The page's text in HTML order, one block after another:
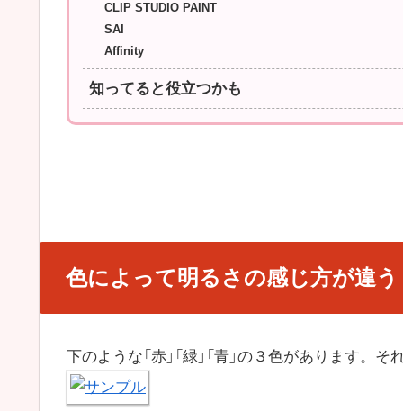
CLIP STUDIO PAINT
SAI
Affinity
知ってると役立つかも
色によって明るさの感じ方が違う
下のような「赤」「緑」「青」の３色があります